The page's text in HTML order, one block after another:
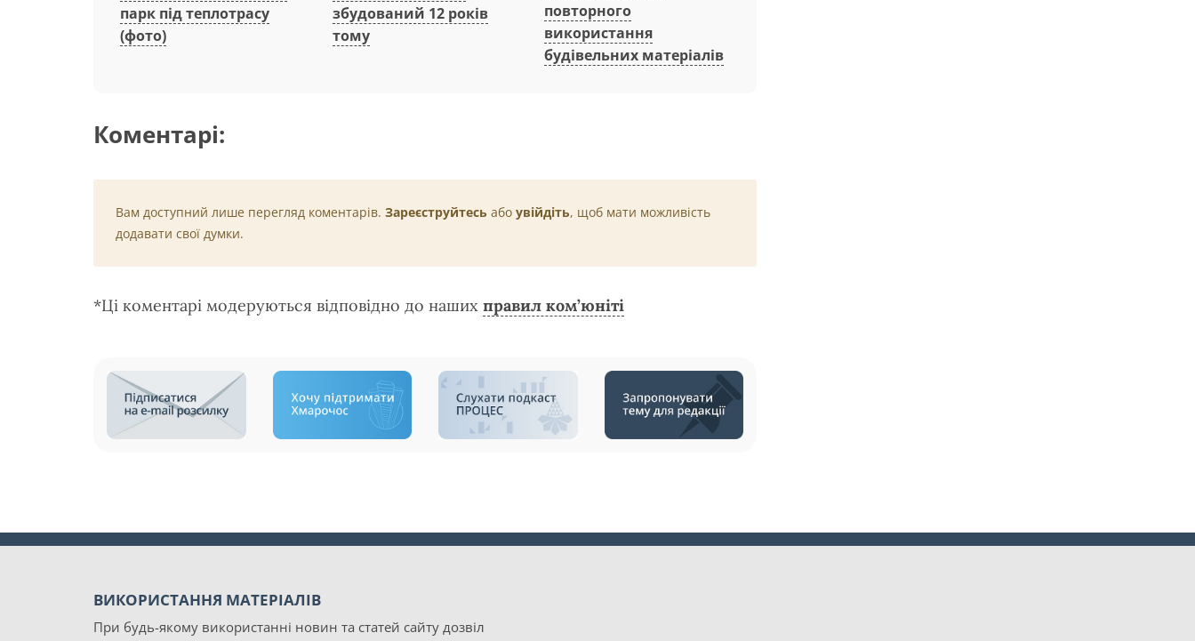
парк під теплотрасу
(фото)
збудований 12 років
тому
повторного
використання
будівельних матеріалів
Коментарі:
Вам доступний лише перегляд коментарів. Зареєструйтесь або увійдіть, щоб мати можливість
додавати свої думки.
*Ці коментарі модеруються відповідно до наших правил ком’юніті
ВИКОРИСТАННЯ МАТЕРІАЛІВ
При будь-якому використанні новин та статей сайту дозвіл